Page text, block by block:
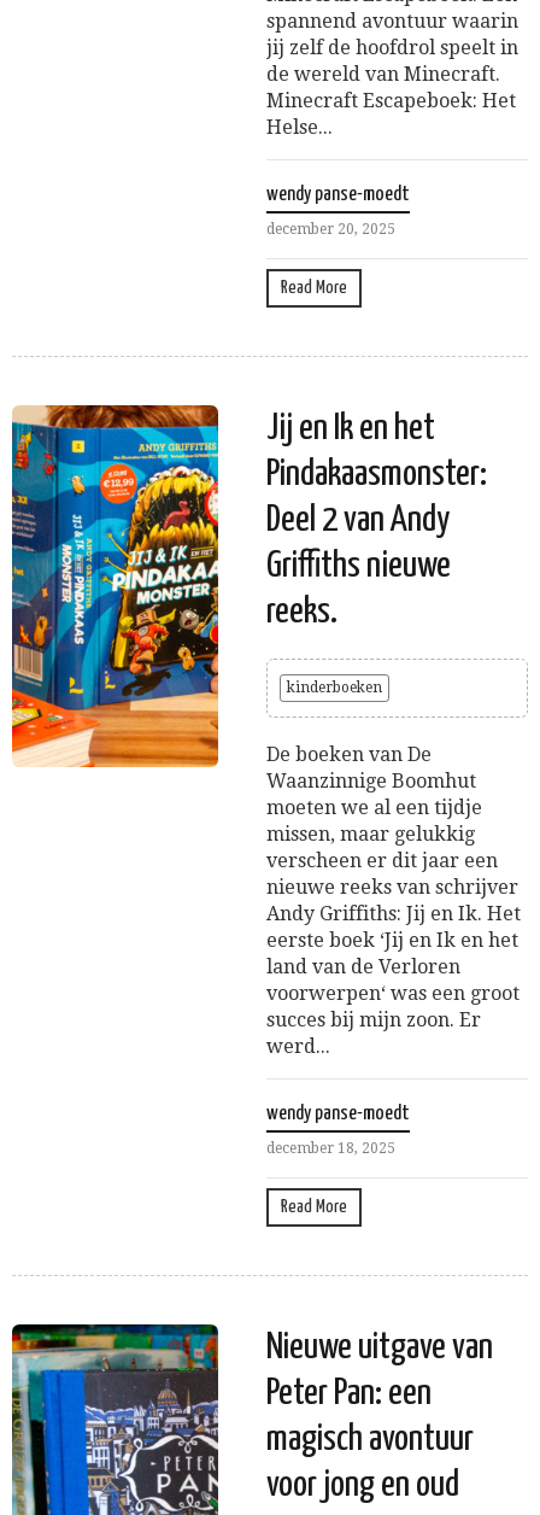
spannend avontuur waarin
jij zelf de hoofdrol speelt in
de wereld van Minecraft.
Minecraft Escapeboek: Het
Helse...
wendy panse-moedt
december 20, 2025
Read More
Jij en Ik en het
Pindakaasmonster:
Deel 2 van Andy
Griffiths nieuwe
reeks.
kinderboeken
De boeken van De
Waanzinnige Boomhut
moeten we al een tijdje
missen, maar gelukkig
verscheen er dit jaar een
nieuwe reeks van schrijver
Andy Griffiths: Jij en Ik. Het
eerste boek ‘Jij en Ik en het
land van de Verloren
voorwerpen‘ was een groot
succes bij mijn zoon. Er
werd...
wendy panse-moedt
december 18, 2025
Read More
Nieuwe uitgave van
Peter Pan: een
magisch avontuur
voor jong en oud